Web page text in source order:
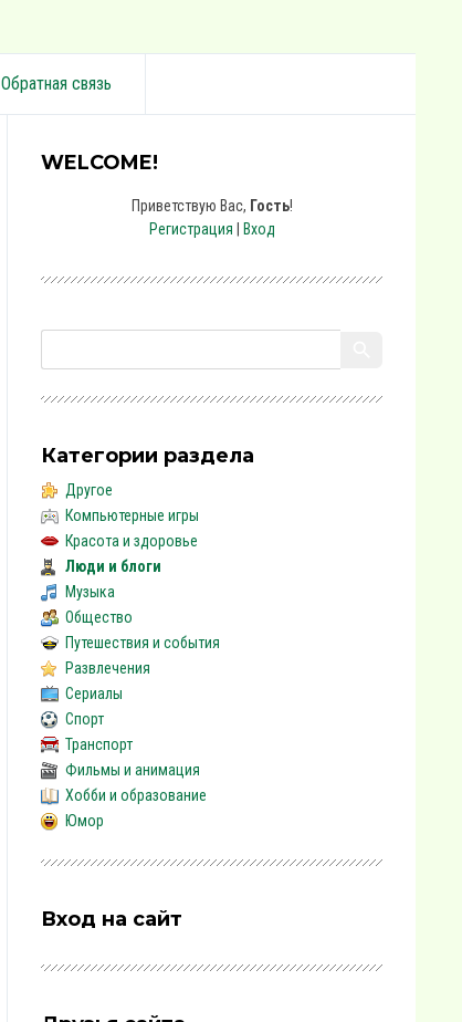
Обратная связь
WELCOME!
Приветствую Вас, Гость!
Регистрация
Вход
Категории раздела
Другое
Компьютерные игры
Красота и здоровье
Люди и блоги
Музыка
Общество
Путешествия и события
Развлечения
Сериалы
Спорт
Транспорт
Фильмы и анимация
Хобби и образование
Юмор
Вход на сайт